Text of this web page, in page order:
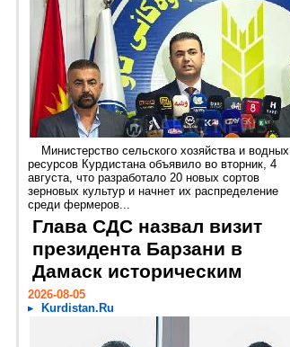
Министерство сельского хозяйства и водных
ресурсов Курдистана объявило во вторник, 4
августа, что разработало 20 новых сортов
зерновых культур и начнет их распределение
среди фермеров...
Глава СДС назвал визит
президента Барзани в
Дамаск историческим
2026-08-05
Kurdistan.Ru